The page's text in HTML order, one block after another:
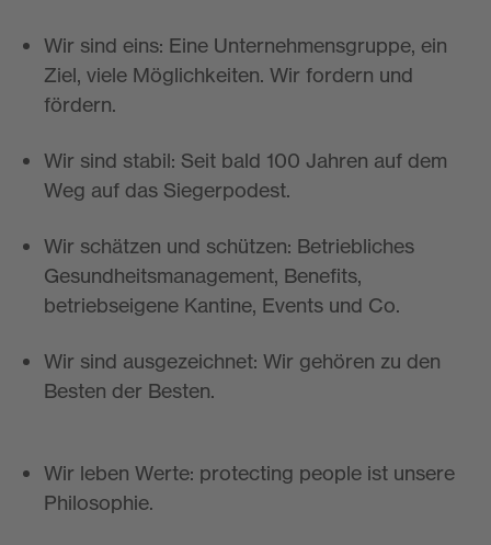
Wir sind eins: Eine Unternehmensgruppe, ein
Ziel, viele Möglichkeiten. Wir fordern und
fördern.
Wir sind stabil: Seit bald 100 Jahren auf dem
Weg auf das Siegerpodest.
Wir schätzen und schützen: Betriebliches
Gesundheitsmanagement, Benefits,
betriebseigene Kantine, Events und Co.
Wir sind ausgezeichnet: Wir gehören zu den
Besten der Besten.
Wir leben Werte: protecting people ist unsere
Philosophie.